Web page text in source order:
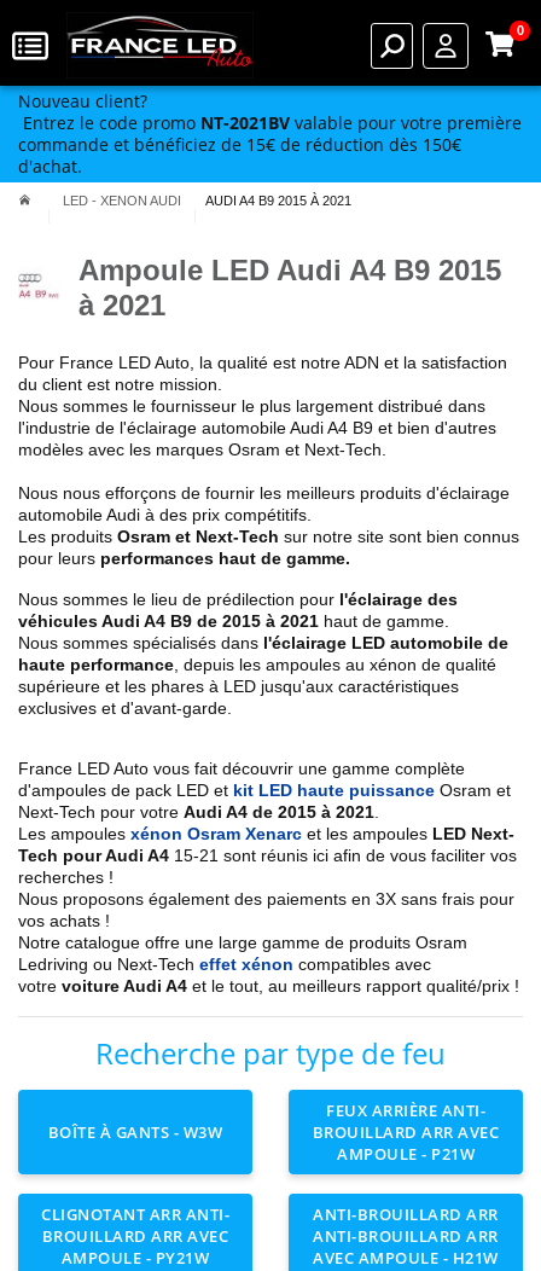
0
Nouveau client?
Entrez le code promo NT-2021BV valable pour votre première
commande et bénéficiez de 15€ de réduction dès 150€
d'achat.
LED - XENON AUDI AUDI A4 B9 2015 À 2021
Ampoule LED Audi A4 B9 2015
à 2021
Pour France LED Auto, la qualité est notre ADN et la satisfaction
du client est notre mission.
Nous sommes le fournisseur le plus largement distribué dans
l'industrie de l'éclairage automobile Audi A4 B9 et bien d'autres
modèles avec les marques Osram et Next-Tech.
Nous nous efforçons de fournir les meilleurs produits d'éclairage
automobile Audi à des prix compétitifs.
Les produits Osram et Next-Tech sur notre site sont bien connus
pour leurs performances haut de gamme.
Nous sommes le lieu de prédilection pour l'éclairage des
véhicules Audi A4 B9 de 2015 à 2021 haut de gamme.
Nous sommes spécialisés dans l'éclairage LED automobile de
haute performance , depuis les ampoules au xénon de qualité
supérieure et les phares à LED jusqu'aux caractéristiques
exclusives et d'avant-garde.
France LED Auto vous fait découvrir une gamme complète
d'ampoules de pack LED et kit LED haute puissance Osram et
Next-Tech pour votre Audi A4 de 2015 à 2021
Les ampoules xénon Osram Xenarc et les ampoules LED Next-
Tech pour Audi A4 15-21 sont réunis ici afin de vous faciliter vos
recherches !
Nous proposons également des paiements en 3X sans frais pour
vos achats !
Notre catalogue offre une large gamme de produits Osram
Ledriving ou Next-Tech effet xénon compatibles avec
votre voiture Audi A4 et le tout, au meilleurs rapport qualité/prix !
Recherche par type de feu
BOÎTE À GANTS - W3W
FEUX ARRIÈRE ANTI-
BROUILLARD ARR AVEC
AMPOULE - P21W
CLIGNOTANT ARR ANTI-
BROUILLARD ARR AVEC
AMPOULE - PY21W
ANTI-BROUILLARD ARR
ANTI-BROUILLARD ARR
AVEC AMPOULE - H21W